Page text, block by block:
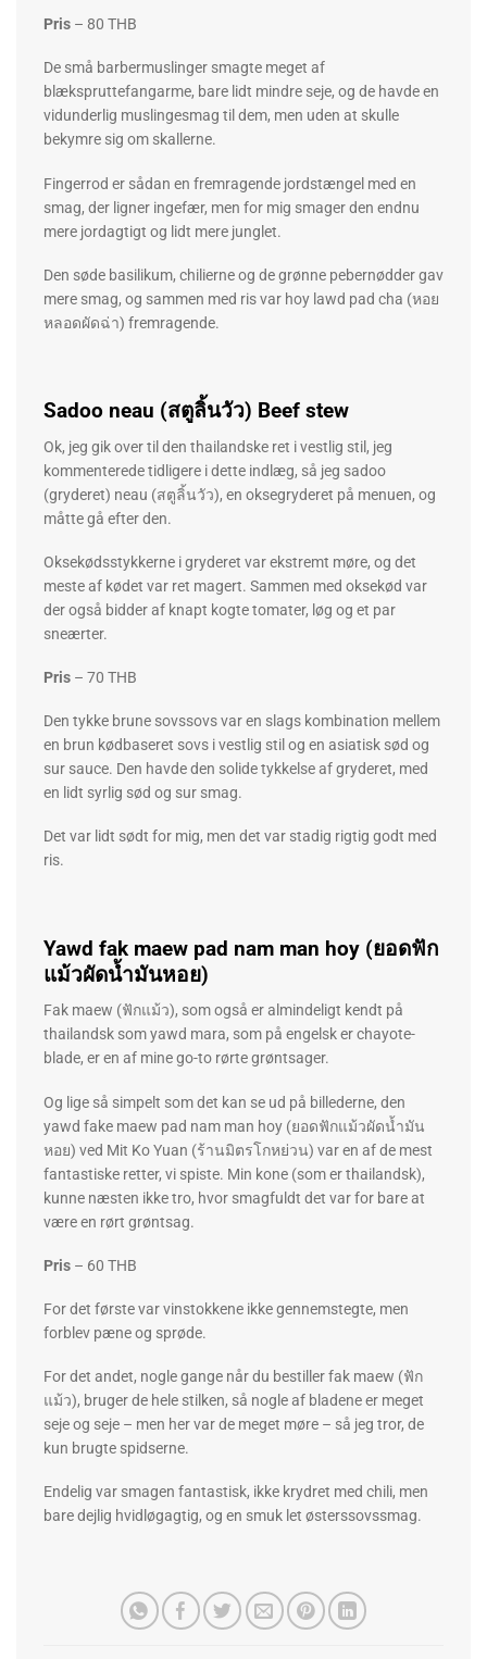
Pris – 80 THB
De små barbermuslinger smagte meget af
blækspruttefangarme, bare lidt mindre seje, og de havde en
vidunderlig muslingesmag til dem, men uden at skulle
bekymre sig om skallerne.
Fingerrod er sådan en fremragende jordstængel med en
smag, der ligner ingefær, men for mig smager den endnu
mere jordagtigt og lidt mere junglet.
Den søde basilikum, chilierne og de grønne pebernødder gav
mere smag, og sammen med ris var hoy lawd pad cha (หอย
หลอดผัดฉ่า) fremragende.
Sadoo neau (สตูลิ้นวัว) Beef stew
Ok, jeg gik over til den thailandske ret i vestlig stil, jeg
kommenterede tidligere i dette indlæg, så jeg sadoo
(gryderet) neau (สตูลิ้นวัว), en oksegryderet på menuen, og
måtte gå efter den.
Oksekødsstykkerne i gryderet var ekstremt møre, og det
meste af kødet var ret magert. Sammen med oksekød var
der også bidder af knapt kogte tomater, løg og et par
sneærter.
Pris – 70 THB
Den tykke brune sovssovs var en slags kombination mellem
en brun kødbaseret sovs i vestlig stil og en asiatisk sød og
sur sauce. Den havde den solide tykkelse af gryderet, med
en lidt syrlig sød og sur smag.
Det var lidt sødt for mig, men det var stadig rigtig godt med
ris.
Yawd fak maew pad nam man hoy (ยอดฟัก
แม้วผัดน้ำมันหอย)
Fak maew (ฟักแม้ว), som også er almindeligt kendt på
thailandsk som yawd mara, som på engelsk er chayote-
blade, er en af ​​mine go-to rørte grøntsager.
Og lige så simpelt som det kan se ud på billederne, den
yawd fake maew pad nam man hoy (ยอดฟักแม้วผัดน้ำมัน
หอย) ved Mit Ko Yuan (ร้านมิตรโกหย่วน) var en af ​​de mest
fantastiske retter, vi spiste. Min kone (som er thailandsk),
kunne næsten ikke tro, hvor smagfuldt det var for bare at
være en rørt grøntsag.
Pris – 60 THB
For det første var vinstokkene ikke gennemstegte, men
forblev pæne og sprøde.
For det andet, nogle gange når du bestiller fak maew (ฟัก
แม้ว), bruger de hele stilken, så nogle af bladene er meget
seje og seje – men her var de meget møre – så jeg tror, ​​de
kun brugte spidserne.
Endelig var smagen fantastisk, ikke krydret med chili, men
bare dejlig hvidløgagtig, og en smuk let østerssovssmag.